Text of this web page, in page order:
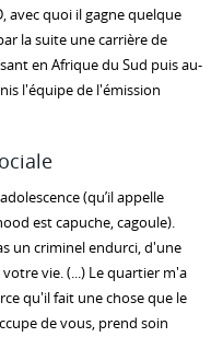
avec quoi il gagne quelque
la suite une carrière de
en Afrique du Sud puis au-
l'équipe de l'émission
(qu’il appelle
est capuche, cagoule).
un criminel endurci, d'une
vie. (...) Le quartier m'a
qu'il fait une chose que le
de vous, prend soin